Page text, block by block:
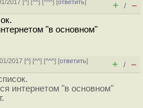
2017 [^] [^^] [^^^] [ответить]
+ / –
"в основном"
2017 [^] [^^] [^^^] [ответить]
+ / –
интернетом "в основном"